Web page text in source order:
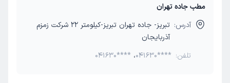
مطب جاده تهران
آدرس:
تبریز- جاده تهران تبریز-کیلومتر 22 شرکت زمزم
آذربایجان
تلفن:
041630**** ،041630****